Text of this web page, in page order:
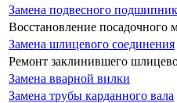
Замена подвесного
Восстановление
Замена шлицевого соединения
Ремонт заклинившего
Замена вварной вилки
Замена трубы карданного вала